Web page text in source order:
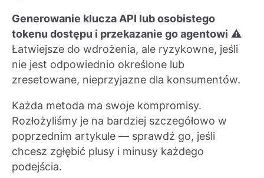
Generowanie klucza API lub osobistego
tokenu dostępu i przekazanie go agentowi ⚠️
Łatwiejsze do wdrożenia, ale ryzykowne, jeśli
nie jest odpowiednio określone lub
zresetowane, nieprzyjazne dla konsumentów.
Każda metoda ma swoje kompromisy.
Rozłożyliśmy je na bardziej szczegółowo w
poprzednim artykule — sprawdź go, jeśli
chcesz zgłębić plusy i minusy każdego
podejścia.